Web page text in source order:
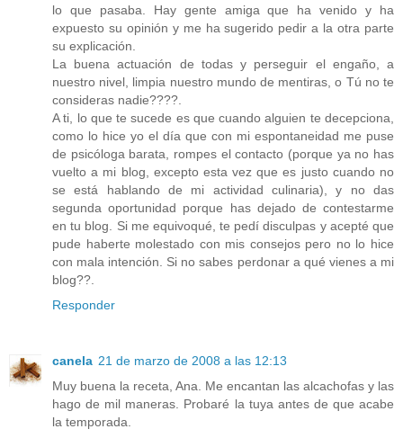
lo que pasaba. Hay gente amiga que ha venido y ha
expuesto su opinión y me ha sugerido pedir a la otra parte
su explicación.
La buena actuación de todas y perseguir el engaño, a
nuestro nivel, limpia nuestro mundo de mentiras, o Tú no te
consideras nadie????.
A ti, lo que te sucede es que cuando alguien te decepciona,
como lo hice yo el día que con mi espontaneidad me puse
de psicóloga barata, rompes el contacto (porque ya no has
vuelto a mi blog, excepto esta vez que es justo cuando no
se está hablando de mi actividad culinaria), y no das
segunda oportunidad porque has dejado de contestarme
en tu blog. Si me equivoqué, te pedí disculpas y acepté que
pude haberte molestado con mis consejos pero no lo hice
con mala intención. Si no sabes perdonar a qué vienes a mi
blog??.
Responder
canela 21 de marzo de 2008 a las 12:13
Muy buena la receta, Ana. Me encantan las alcachofas y las
hago de mil maneras. Probaré la tuya antes de que acabe
la temporada.